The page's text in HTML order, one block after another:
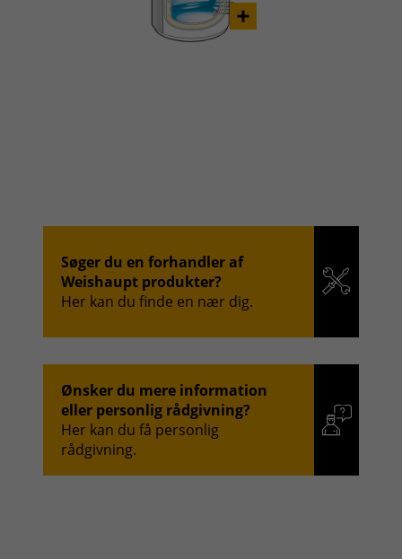
Søger du en forhandler af
Weishaupt produkter?
Her kan du finde en nær dig.
Ønsker du mere information
eller personlig rådgivning?
Her kan du få personlig
rådgivning.